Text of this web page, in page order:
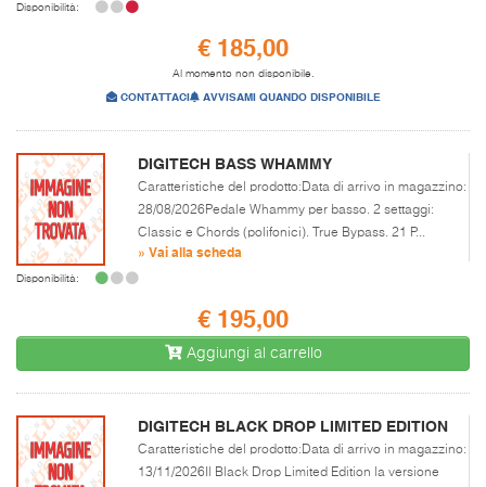
Disponibilità:
€ 185,00
Al momento non disponibile.
CONTATTACI AVVISAMI QUANDO DISPONIBILE
DIGITECH BASS WHAMMY
Caratteristiche del prodotto:Data di arrivo in magazzino:
28/08/2026Pedale Whammy per basso. 2 settaggi:
Classic e Chords (polifonici). True Bypass. 21 P...
» Vai alla scheda
Disponibilità:
€ 195,00
Aggiungi al carrello
DIGITECH BLACK DROP LIMITED EDITION
Caratteristiche del prodotto:Data di arrivo in magazzino:
13/11/2026Il Black Drop Limited Edition la versione